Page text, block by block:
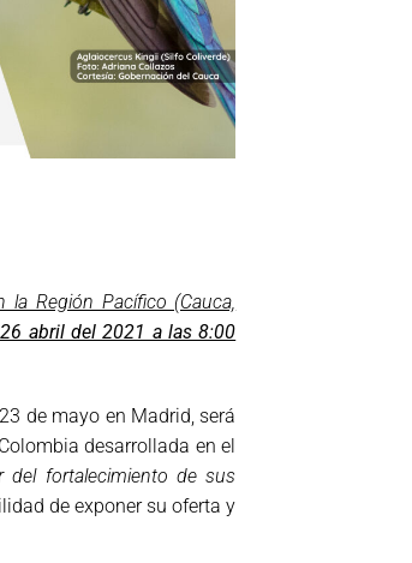
Región Pacífico (Cauca,
abril del 2021 a las 8:00
de mayo en Madrid, será
desarrollada en el
del fortalecimiento de sus
de exponer su oferta y